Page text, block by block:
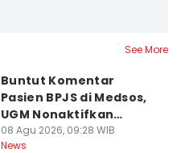
See More
Buntut Komentar
Pasien BPJS di Medsos,
UGM Nonaktifkan
Dokter PPDS
08 Agu 2026, 09:28 WIB
News